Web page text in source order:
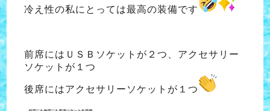
冷え性の私にとっては最高の装備です
前席にはＵＳＢソケットが２つ、アクセサリー
ソケットが１つ
後席にはアクセサリーソケットが１つ